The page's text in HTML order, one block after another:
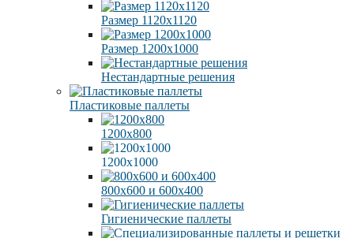
Размер 1120х1120
Размер 1200х1000
Нестандартные решения
Пластиковые паллеты
1200х800
1200х1000
800х600 и 600х400
Гигиенические паллеты